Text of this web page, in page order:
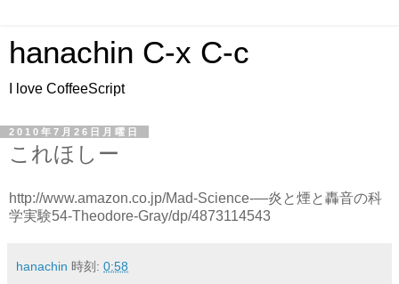
hanachin C-x C-c
I love CoffeeScript
2010年7月26日月曜日
これほしー
http://www.amazon.co.jp/Mad-Science-―炎と煙と轟音の科
学実験54-Theodore-Gray/dp/4873114543
hanachin 時刻: 0:58